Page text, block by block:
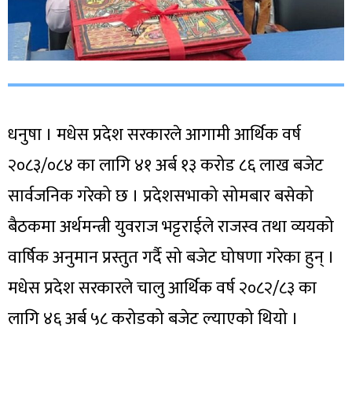
धनुषा । मधेस प्रदेश सरकारले आगामी आर्थिक वर्ष
२०८३/०८४ का लागि ४१ अर्ब १३ करोड ८६ लाख बजेट
सार्वजनिक गरेको छ । प्रदेशसभाको सोमबार बसेको
बैठकमा अर्थमन्त्री युवराज भट्टराईले राजस्व तथा व्ययको
वार्षिक अनुमान प्रस्तुत गर्दै सो बजेट घोषणा गरेका हुन् ।
मधेस प्रदेश सरकारले चालु आर्थिक वर्ष २०८२/८३ का
लागि ४६ अर्ब ५८ करोडको बजेट ल्याएको थियो ।